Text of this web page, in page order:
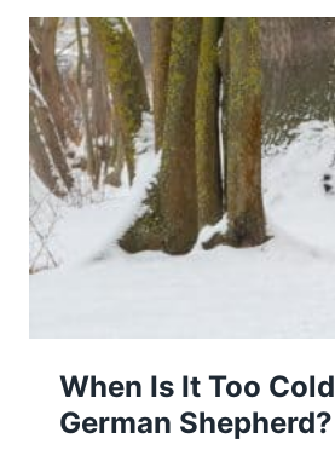
When Is It Too
German Shepherd?